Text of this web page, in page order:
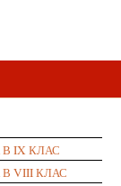
IX КЛАС
VIII КЛАС